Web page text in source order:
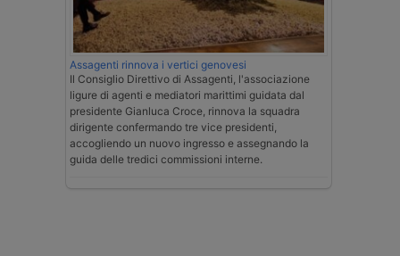
Assagenti rinnova i vertici genovesi
Il Consiglio Direttivo di Assagenti, l'associazione
ligure di agenti e mediatori marittimi guidata dal
presidente Gianluca Croce, rinnova la squadra
dirigente confermando tre vice presidenti,
accogliendo un nuovo ingresso e assegnando la
guida delle tredici commissioni interne.